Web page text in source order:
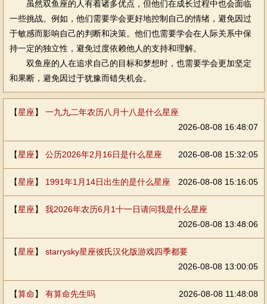
虽然双鱼座的人有着诸多优点，但他们在成长过程中也会面临
一些挑战。例如，他们需要学会更好地控制自己的情绪，避免因过
于敏感而影响自己的判断和决策。他们也需要学会在人际关系中保
持一定的独立性，避免过度依赖他人的支持和理解。
双鱼座的人在追求自己的目标和梦想时，也需要学会更加坚定
和果断，避免因过于犹豫而错失机会。
【星座】 一九九二年农历八月十八是什么星座
2026-08-08 16:48:07
【星座】 公历2026年2月16日是什么星座 2026-08-08 15:32:05
【星座】 1991年1月14日出生的是什么星座 2026-08-08 15:16:05
【星座】 我2026年农历6月1十一日请问我是什么星座
2026-08-08 13:48:06
【星座】 starrysky星座彼氏汉化版游戏四季都要
2026-08-08 13:00:05
【算命】 有算命先生吗 2026-08-08 11:48:08